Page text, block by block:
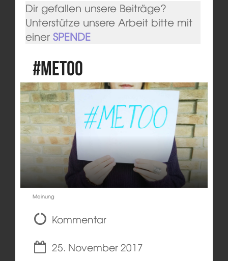
Dir gefallen unsere Beiträge?
Unterstütze unsere Arbeit bitte mit
einer SPENDE
#metoo
Meinung
Kommentar
25. November 2017